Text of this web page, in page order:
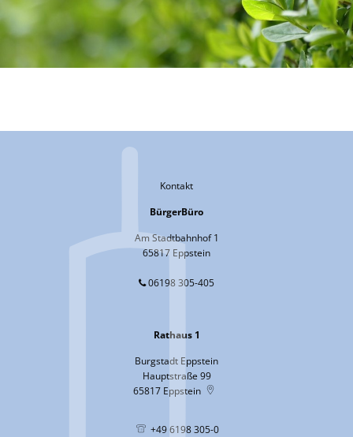
Kontakt
BürgerBüro
Am Stadtbahnhof 1
65817 Eppstein
06198 305-405
Rathaus 1
Burgstadt Eppstein
Hauptstraße 99
65817 Eppstein
+49 6198 305-0